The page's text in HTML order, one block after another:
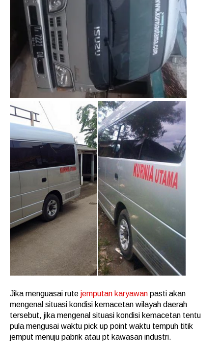
Jika menguasai rute jemputan karyawan pasti akan
mengenal situasi kondisi kemacetan wilayah daerah
tersebut, jika mengenal situasi kondisi kemacetan tentu
pula mengusai waktu pick up point waktu tempuh titik
jemput menuju pabrik atau pt kawasan industri.